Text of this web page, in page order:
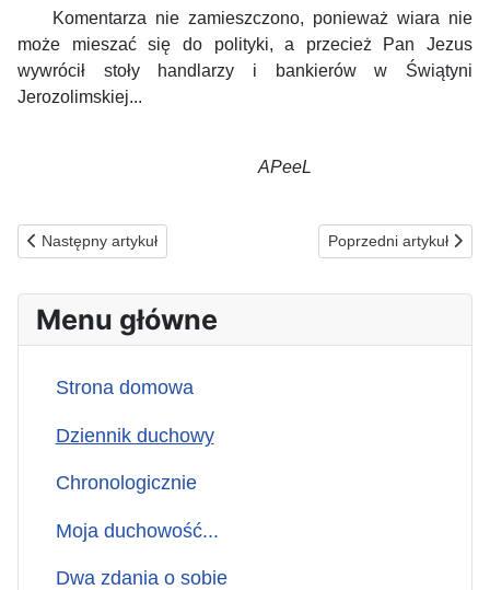
Komentarza nie zamieszczono, ponieważ wiara nie
może mieszać się do polityki, a przecież Pan Jezus
wywrócił stoły handlarzy i bankierów w Świątyni
Jerozolimskiej...
APeeL
Poprzednia strona: 15.04.2026(ś) ZA TYCH, KTÓRZY NIE
Następny artykuł Następna strona:
Poprzedni artykuł
Menu główne
Strona domowa
Dziennik duchowy
Chronologicznie
Moja duchowość...
Dwa zdania o sobie